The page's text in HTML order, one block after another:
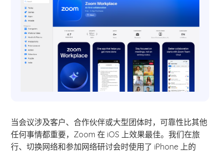
当会议涉及客户、合作伙伴或大型团体时，可靠性比其他
任何事情都重要，Zoom 在 iOS 上效果最佳。我们在旅
行、切换网络和参加网络研讨会时使用了 iPhone 上的